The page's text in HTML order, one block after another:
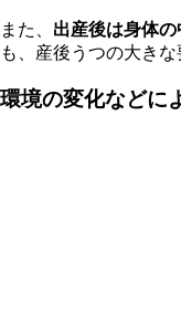
ま た、 出産後は身体
も、産後うつの大き
環境の変化などに